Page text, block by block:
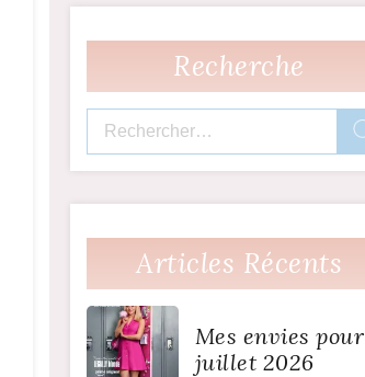
Recherche
Rechercher :
Articles Récents
Mes envies pour
juillet 2026